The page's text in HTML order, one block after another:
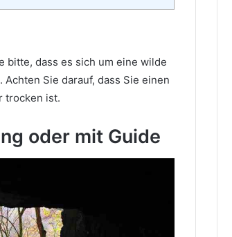
bitte, dass es sich um eine wilde
Sie darauf, dass Sie einen
trocken ist.
oder mit Guide